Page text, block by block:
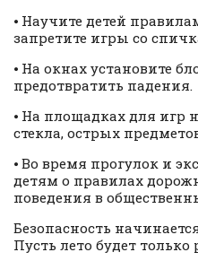
⦁ Научите детей
запретите игры со
⦁ На окнах установите
предотвратить падения.
⦁ На площадках для игр
стекла, острых
⦁ Во время прогулок и
детям о правилах
поведения в
Безопасность
Пусть лето будет